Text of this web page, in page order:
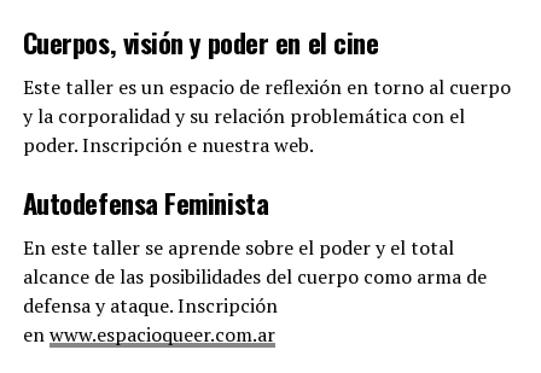
Cuerpos, visión y poder en el cine
Este taller es un espacio de reflexión en torno al cuerpo
y la corporalidad y su relación problemática con el
poder. Inscripción e nuestra web.
Autodefensa Feminista
En este taller se aprende sobre el poder y el total
alcance de las posibilidades del cuerpo como arma de
defensa y ataque. Inscripción
enwww.espacioqueer.com.ar